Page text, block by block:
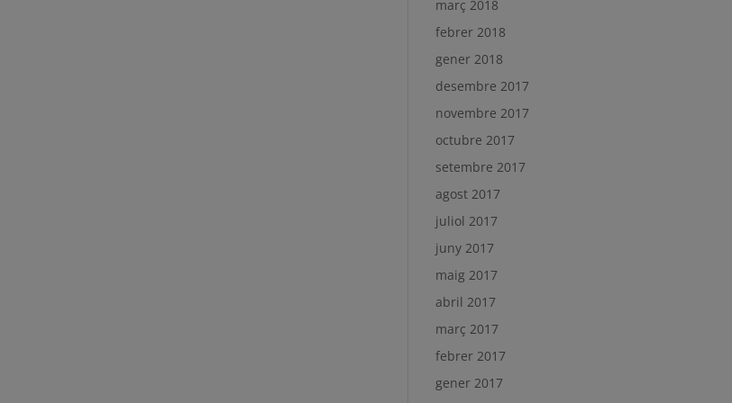
març 2018
febrer 2018
gener 2018
desembre 2017
novembre 2017
octubre 2017
setembre 2017
agost 2017
juliol 2017
juny 2017
maig 2017
abril 2017
març 2017
febrer 2017
gener 2017